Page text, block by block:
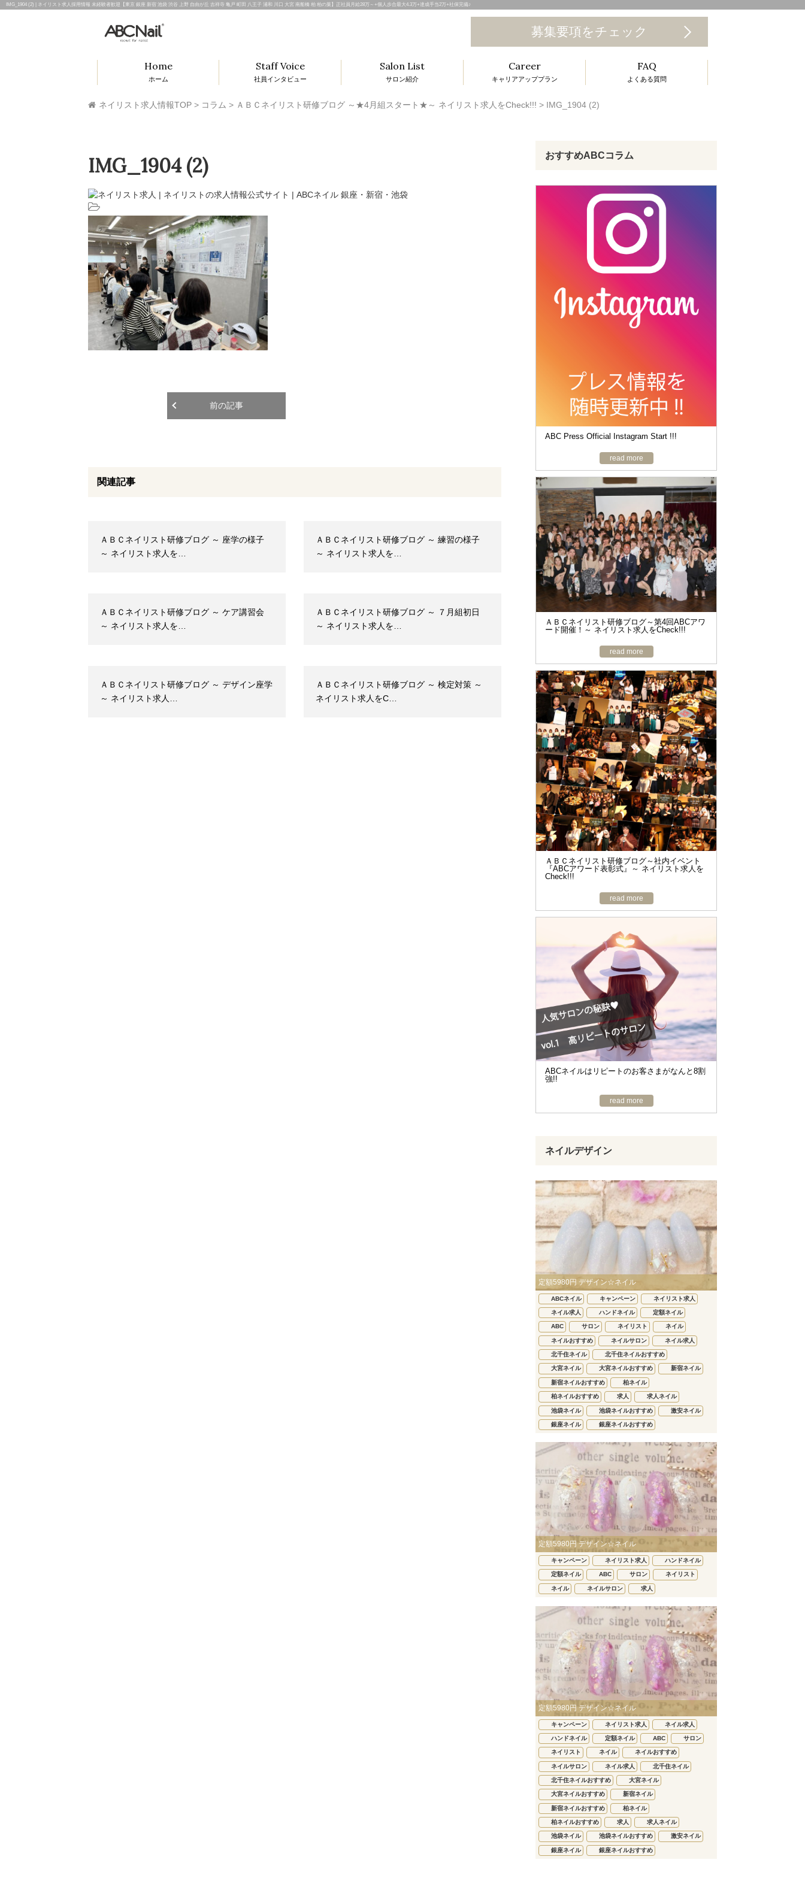
IMG_1904 (2) | ネイリスト求人採用情報 未経験者歓迎【東京 銀座 新宿 池袋 渋谷 上野 自由が丘 吉祥寺 亀戸 町田 八王子 浦和 川口 大宮 南船橋 柏 柏の葉】正社員月給28万～+個人歩合最大4.3万+達成手当2万+社保完備♪
T
o
g
g
l
募集要項をチェック
Home
ホーム
Staff Voice
社員インタビュー
Salon List
サロン紹介
Career
キャリアアッププラン
FAQ
よくある質問
ネイリスト求人情報TOP > コラム > ＡＢＣネイリスト研修ブログ ～★4月組スタート★～ ネイリスト求人をCheck!!! > IMG_1904 (2)
IMG_1904 (2)
前の記事
関連記事
ＡＢＣネイリスト研修ブログ ～ 座学の様子
～ ネイリスト求人を…
ＡＢＣネイリスト研修ブログ ～ 練習の様子
～ ネイリスト求人を…
ＡＢＣネイリスト研修ブログ ～ ケア講習会
～ ネイリスト求人を…
ＡＢＣネイリスト研修ブログ ～ ７月組初日
～ ネイリスト求人を…
ＡＢＣネイリスト研修ブログ ～ デザイン座学
～ ネイリスト求人…
ＡＢＣネイリスト研修ブログ ～ 検定対策 ～
ネイリスト求人をC…
おすすめABCコラム
ABC Press Official Instagram Start !!!
read more
ＡＢＣネイリスト研修ブログ～第4回ABCアワ
ード開催！～ ネイリスト求人をCheck!!!
read more
ＡＢＣネイリスト研修ブログ～社内イベント
『ABCアワード表彰式』～ ネイリスト求人を
Check!!!
read more
ABCネイルはリピートのお客さまがなんと8割
強!!
read more
ネイルデザイン
定額5980円 デザイン☆ネイル
ABCネイル キャンペーン ネイリスト求人
ネイル求人 ハンドネイル 定額ネイル
ABC サロン ネイリスト ネイル
ネイルおすすめ ネイルサロン ネイル求人
北千住ネイル 北千住ネイルおすすめ
大宮ネイル 大宮ネイルおすすめ 新宿ネイル
新宿ネイルおすすめ 柏ネイル
柏ネイルおすすめ 求人 求人ネイル
池袋ネイル 池袋ネイルおすすめ 激安ネイル
銀座ネイル 銀座ネイルおすすめ
定額5980円 デザイン☆ネイル
キャンペーン ネイリスト求人 ハンドネイル
定額ネイル ABC サロン ネイリスト
ネイル ネイルサロン 求人
定額5980円 デザイン☆ネイル
キャンペーン ネイリスト求人 ネイル求人
ハンドネイル 定額ネイル ABC サロン
ネイリスト ネイル ネイルおすすめ
ネイルサロン ネイル求人 北千住ネイル
北千住ネイルおすすめ 大宮ネイル
大宮ネイルおすすめ 新宿ネイル
新宿ネイルおすすめ 柏ネイル
柏ネイルおすすめ 求人 求人ネイル
池袋ネイル 池袋ネイルおすすめ 激安ネイル
銀座ネイル 銀座ネイルおすすめ